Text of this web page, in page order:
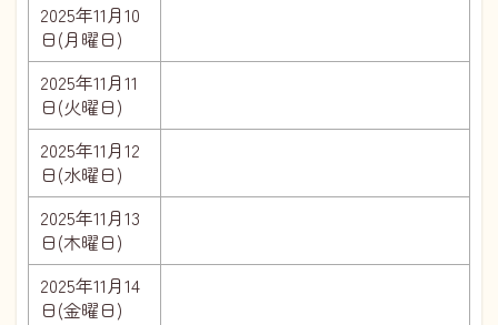
2025年11月10
日(月曜日)
2025年11月11
日(火曜日)
2025年11月12
日(水曜日)
2025年11月13
日(木曜日)
2025年11月14
日(金曜日)